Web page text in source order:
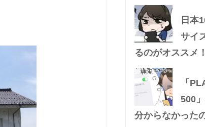
日本
サイ
るのがオススメ！
「
500
分からなかった